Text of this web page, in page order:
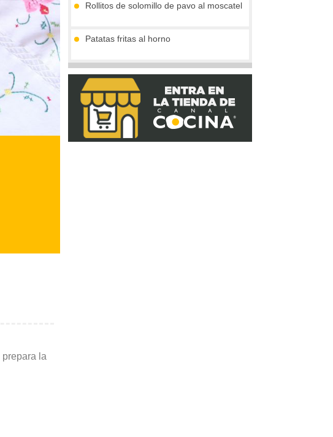
prepara la
Rollitos de solomillo de pavo al moscatel
Patatas fritas al horno
Tarta de violetta